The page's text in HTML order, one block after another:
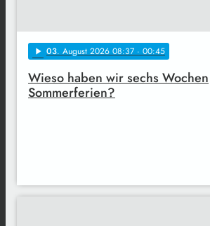
play_arrow 03. August 2026 08:37 · 00:45
Wieso haben wir sechs Wochen
Sommerferien?